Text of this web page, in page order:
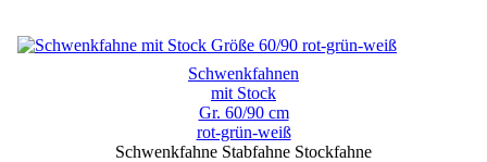
Schwenkfahnen
mit Stock
Gr. 60/90 cm
rot-grün-weiß
Schwenkfahne Stabfahne Stockfahne